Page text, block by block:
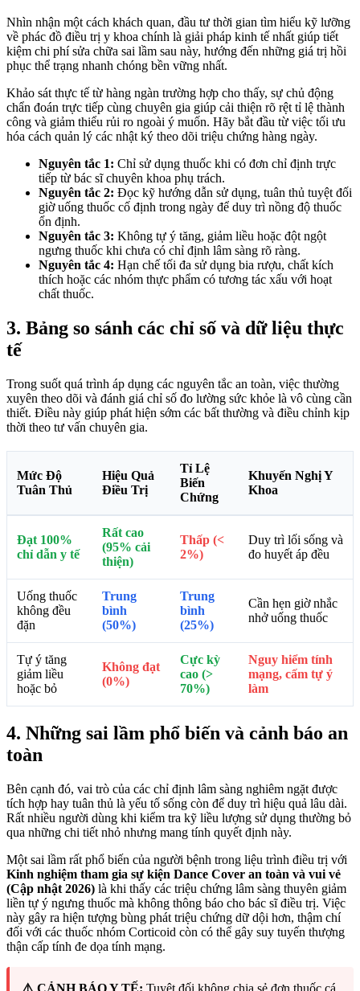
Nhìn nhận một cách khách quan, đầu tư thời gian tìm hiểu kỹ lưỡng
về phác đồ điều trị y khoa chính là giải pháp kinh tế nhất giúp tiết
kiệm chi phí sửa chữa sai lầm sau này, hướng đến những giá trị hồi
phục thể trạng nhanh chóng bền vững nhất.
Khảo sát thực tế từ hàng ngàn trường hợp cho thấy, sự chủ động
chẩn đoán trực tiếp cùng chuyên gia giúp cải thiện rõ rệt tỉ lệ thành
công và giảm thiểu rủi ro ngoài ý muốn. Hãy bắt đầu từ việc tối ưu
hóa cách quản lý các nhật ký theo dõi triệu chứng hàng ngày.
Nguyên tắc 1: Chỉ sử dụng thuốc khi có đơn chỉ định trực
tiếp từ bác sĩ chuyên khoa phụ trách.
Nguyên tắc 2: Đọc kỹ hướng dẫn sử dụng, tuân thủ tuyệt đối
giờ uống thuốc cố định trong ngày để duy trì nồng độ thuốc
ổn định.
Nguyên tắc 3: Không tự ý tăng, giảm liều hoặc đột ngột
ngưng thuốc khi chưa có chỉ định lâm sàng rõ ràng.
Nguyên tắc 4: Hạn chế tối đa sử dụng bia rượu, chất kích
thích hoặc các nhóm thực phẩm có tương tác xấu với hoạt
chất thuốc.
3. Bảng so sánh các chỉ số và dữ liệu thực
tế
Trong suốt quá trình áp dụng các nguyên tắc an toàn, việc thường
xuyên theo dõi và đánh giá chỉ số đo lường sức khỏe là vô cùng cần
thiết. Điều này giúp phát hiện sớm các bất thường và điều chỉnh kịp
thời theo tư vấn chuyên gia.
Mức Độ
Tuân Thủ
Hiệu Quả
Điều Trị
Tỉ Lệ
Biến
Chứng
Khuyến Nghị Y
Khoa
Đạt 100%
chỉ dẫn y tế
Rất cao
(95% cải
thiện)
Thấp (<
2%)
Duy trì lối sống và
đo huyết áp đều
Uống thuốc
không đều
đặn
Trung
bình
(50%)
Trung
bình
(25%)
Cần hẹn giờ nhắc
nhở uống thuốc
Tự ý tăng
giảm liều
hoặc bỏ
Không đạt
(0%)
Cực kỳ
cao (>
70%)
Nguy hiểm tính
mạng, cấm tự ý
làm
4. Những sai lầm phổ biến và cảnh báo an
toàn
Bên cạnh đó, vai trò của các chỉ định lâm sàng nghiêm ngặt được
tích hợp hay tuân thủ là yếu tố sống còn để duy trì hiệu quả lâu dài.
Rất nhiều người dùng khi kiểm tra kỹ liều lượng sử dụng thường bỏ
qua những chi tiết nhỏ nhưng mang tính quyết định này.
Một sai lầm rất phổ biến của người bệnh trong liệu trình điều trị với
Kinh nghiệm tham gia sự kiện Dance Cover an toàn và vui vẻ
(Cập nhật 2026) là khi thấy các triệu chứng lâm sàng thuyên giảm
liền tự ý ngưng thuốc mà không thông báo cho bác sĩ điều trị. Việc
này gây ra hiện tượng bùng phát triệu chứng dữ dội hơn, thậm chí
đối với các thuốc nhóm Corticoid còn có thể gây suy tuyến thượng
thận cấp tính đe dọa tính mạng.